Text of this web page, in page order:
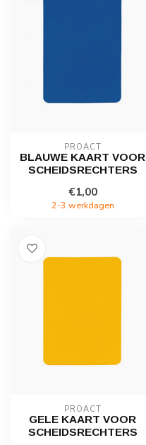
PROACT
BLAUWE KAART VOOR
SCHEIDSRECHTERS
€1,00
2-3 werkdagen
PROACT
GELE KAART VOOR
SCHEIDSRECHTERS